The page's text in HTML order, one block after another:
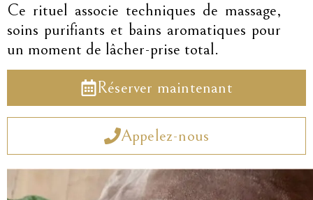
Ce rituel associe techniques de massage,
soins purifiants et bains aromatiques pour
un moment de lâcher-prise total.
Réserver maintenant
Appelez-nous